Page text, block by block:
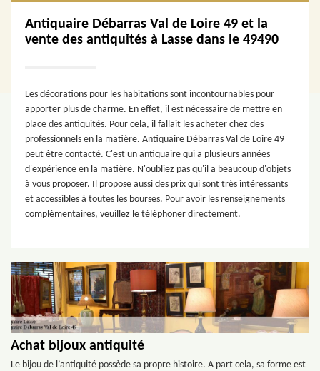
Antiquaire Débarras Val de Loire 49 et la
vente des antiquités à Lasse dans le 49490
Les décorations pour les habitations sont incontournables pour
apporter plus de charme. En effet, il est nécessaire de mettre en
place des antiquités. Pour cela, il fallait les acheter chez des
professionnels en la matière. Antiquaire Débarras Val de Loire 49
peut être contacté. C'est un antiquaire qui a plusieurs années
d'expérience en la matière. N'oubliez pas qu'il a beaucoup d'objets
à vous proposer. Il propose aussi des prix qui sont très intéressants
et accessibles à toutes les bourses. Pour avoir les renseignements
complémentaires, veuillez le téléphoner directement.
Achat bijoux antiquité
Le bijou de l’antiquité possède sa propre histoire. A part cela, sa forme est